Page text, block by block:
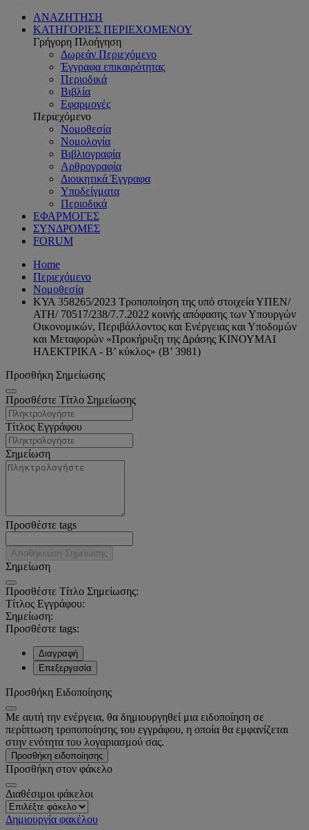
ΑΝΑΖΗΤΗΣΗ
ΚΑΤΗΓΟΡΙΕΣ ΠΕΡΙΕΧΟΜΕΝΟΥ
Γρήγορη Πλοήγηση
Δωρεάν Περιεχόμενο
Έγγραφα επικαιρότητας
Περιοδικά
Βιβλία
Εφαρμογές
Περιεχόμενο
Νομοθεσία
Νομολογία
Βιβλιογραφία
Αρθρογραφία
Διοικητικά Έγγραφα
Υποδείγματα
Περιοδικά
ΕΦΑΡΜΟΓΕΣ
ΣΥΝΔΡΟΜΕΣ
FORUM
Home
Περιεχόμενο
Νομοθεσία
ΚΥΑ 358265/2023 Τροποποίηση της υπό στοιχεία ΥΠΕΝ/
ΑΤΗ/ 70517/238/7.7.2022 κοινής απόφασης των Υπουργών
Οικονομικών, Περιβάλλοντος και Ενέργειας και Υποδομών
και Μεταφορών «Προκήρυξη της Δράσης ΚΙΝΟΥΜΑΙ
ΗΛΕΚΤΡΙΚΑ - Β’ κύκλος» (Β’ 3981)
Προσθήκη Σημείωσης
Προσθέστε Τίτλο Σημείωσης
Τίτλος Εγγράφου
Σημείωση
Προσθέστε tags
Αποθήκευση Σημείωσης
Σημείωση
Προσθέστε Τίτλο Σημείωσης:
Τίτλος Εγγράφου:
Σημείωση:
Προσθέστε tags:
Διαγραφή
Επεξεργασία
Προσθήκη Ειδοποίησης
Με αυτή την ενέργεια, θα δημιουργηθεί μια ειδοποίηση σε
περίπτωση τροποποίησης του εγγράφου, η οποία θα εμφανίζεται
στην ενότητα του λογαριασμού σας.
Προσθήκη ειδοποίησης
Προσθήκη στον φάκελο
Διαθέσιμοι φάκελοι
Δημιουργία φακέλου